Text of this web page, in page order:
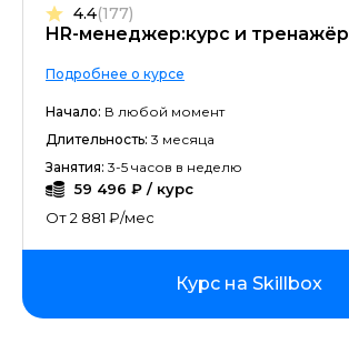
HR-менеджер:курс и тренажёр
4.4(177)
Подробнее о курсе
Начало: В любой момент
Длительность: 3 месяца
Занятия: 3-5 часов в неделю
59 496 ₽ / курс
От 2 881 ₽/мес
Курс на Skillbox